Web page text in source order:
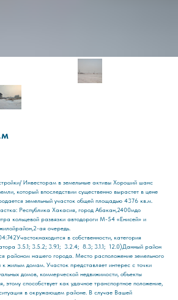
Инвесторам в земельные активы Хороший шанс
который впоследствии существенно вырастет в цене
земельный участок общей площадью 4376 кв.м.
Республика Хакасия, город Абакан,2400мдо
кольцевой развязки автодороги М-54 «Енисей» и
ая очередь.
в собственности, категория
3.5.1; 3.5.2; 3.9.1; 3.2.4; 8.3; 3.1.1; 12.0)Данный район
районом нашего города. Место расположение земельного
к жилым домам. Участок представляет интерес с точки
домов, коммерческой недвижимости, объекты
этому способствует как удачное транспортное положение,
в окружающем районе. В случае Вашей